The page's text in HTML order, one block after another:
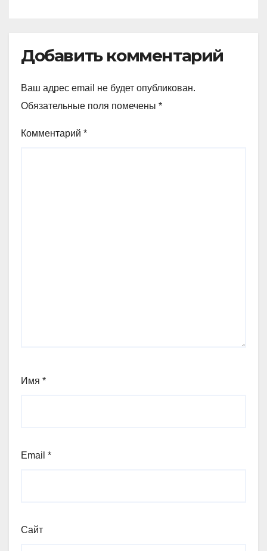
Добавить комментарий
Ваш адрес email не будет опубликован.
Обязательные поля помечены *
Комментарий *
Имя *
Email *
Сайт